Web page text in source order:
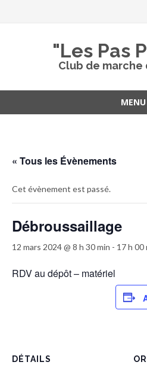
"Les Pas
Club de marche
MENU
« Tous les Évènements
Cet évènement est passé.
Débroussaillage
12 mars 2024 @ 8 h 30 min - 17 h 00
RDV au dépôt – matériel
DÉTAILS